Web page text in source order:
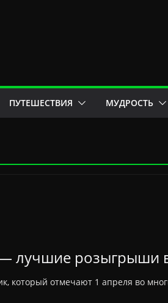
ПУТЕШЕСТВИЯ МУДРОСТЬ
— лучшие розыгрыши
который отмечают 1 апреля во